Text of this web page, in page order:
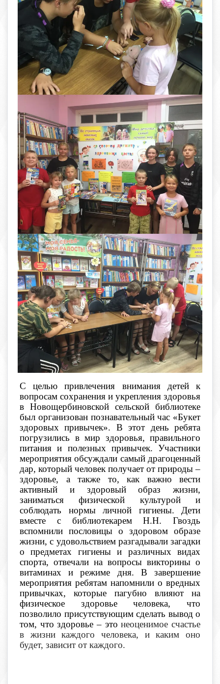
С целью привлечения внимания детей к
вопросам сохранения и укрепления здоровья
в Новощербиновской сельской библиотеке
был организован познавательный час «Букет
здоровых привычек». В этот день ребята
погрузились в мир здоровья, правильного
питания и полезных привычек. Участники
мероприятия обсуждали самый драгоценный
дар, который человек получает от природы –
здоровье, а также то, как важно вести
активный и здоровый образ жизни,
заниматься физической культурой и
соблюдать нормы личной гигиены. Дети
вместе с библиотекарем Н.Н. Гвоздь
вспомнили пословицы о здоровом образе
жизни, с удовольствием разгадывали загадки
о предметах гигиены и различных видах
спорта, отвечали на вопросы викторины о
витаминах и режиме дня. В завершение
мероприятия ребятам напомнили о вредных
привычках, которые пагубно влияют на
физическое здоровье человека, что
позволило присутствующим сделать вывод о
том, что здоровье – этонеоценимое счастье
в жизни каждого человека, и каким оно
будет, зависит от каждого.